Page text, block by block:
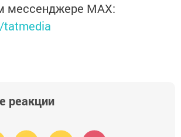
мессенджере MАХ:
реакции